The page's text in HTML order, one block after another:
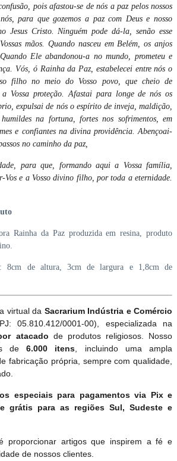
pois afastou-se de nós a paz pelos nossos
para que gozemos a paz com Deus e nosso
Jesus Cristo. Ninguém pode dá-la, senão esse
mãos. Quando nasceu em Belém, os anjos
Ele abandonou-a no mundo, prometeu e
Vós, ó Rainha da Paz, estabelecei entre nós o
filho no meio do Vosso povo, que cheio de
a Vossa proteção. Afastai para longe de nós os
expulsai de nós o espírito de inveja, maldição,
na fortuna, fortes nos sofrimentos, em
e confiantes na divina providência. Abençoai-
no caminho da paz,
para que, formando aqui a Vossa família,
Vos e a Vosso divino filho, por toda a eternidade.
Rainha da Paz produzida em resina, produto
8cm de altura, 3cm de largura e 1,8cm de
virtual da Sacrarium Indústria e Comércio
05.810.412/0001-00), especializada na
atacado de produtos religiosos. Nosso
de 6.000 itens , incluindo uma ampla
fabricação própria, sempre com qualidade,
especiais para pagamentos via Pix e
grátis para as regiões Sul, Sudeste e
proporcionar artigos que inspirem a fé e
de nossos clientes.